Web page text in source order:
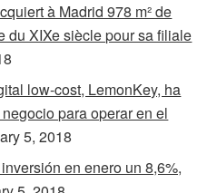
à Madrid 978 m² de
du XIXe siècle pour sa filiale
low-cost, LemonKey, ha
para operar en el
5, 2018
en enero un 8,6%,